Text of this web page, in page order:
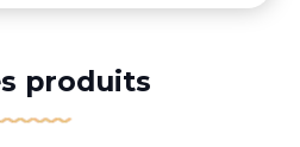
produits